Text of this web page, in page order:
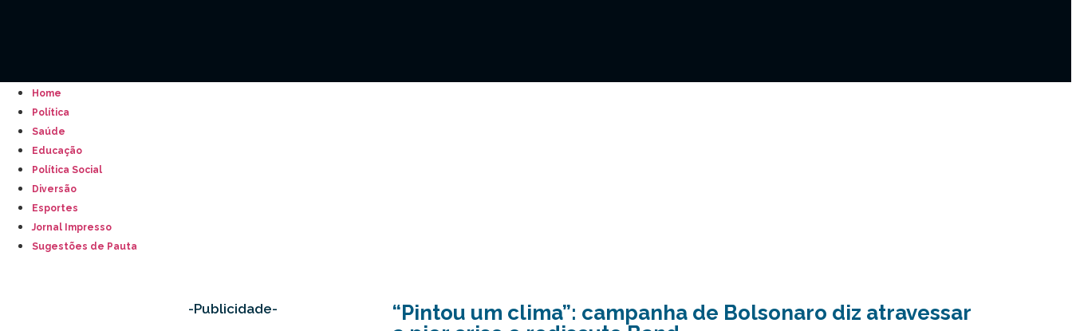
Home
Política
Saúde
Educação
Política Social
Diversão
Esportes
Jornal Impresso
Sugestões de Pauta
-Publicidade-
“Pintou um clima”: campanha de Bolsonaro diz atravessar